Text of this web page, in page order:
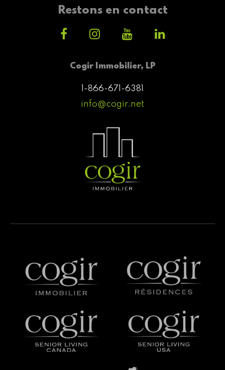
Cogir Immobilier, LP
1-866-671-6381
info@cogir.net
Restons en contact